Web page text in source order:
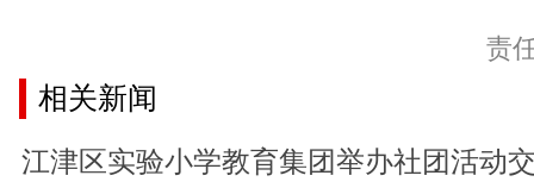
责
相关新闻
江津区实验小学教育集团举办社团活动